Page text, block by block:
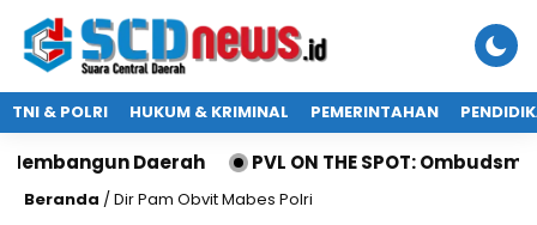
TNI & POLRI HUKUM & KRIMINAL PEMERINTAHAN
Daerah PVL ON THE SPOT:
Beranda /Dir Pam Obvit Mabes Polri